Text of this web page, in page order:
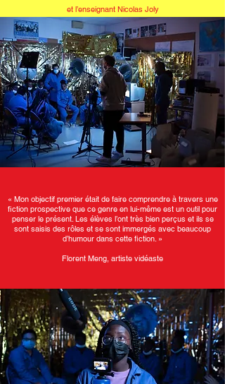
et l’enseignant Nicolas Joly
« Mon objectif premier était de faire comprendre à travers une
fiction prospective que ce genre en lui-même est un outil pour
penser le présent. Les élèves l’ont très bien perçus et ils se
sont saisis des rôles et se sont immergés avec beaucoup
d’humour dans cette fiction. »
Florent Meng, artiste vidéaste